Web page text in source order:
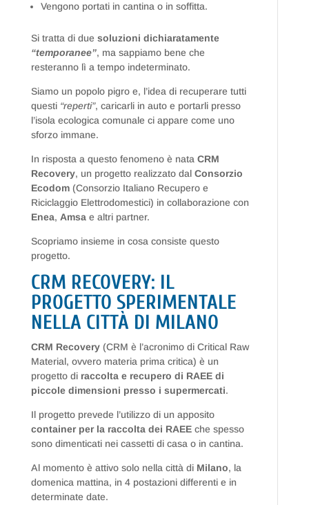
Vengono portati in cantina o in soffitta.
Si tratta di due soluzioni dichiaratamente
“temporanee”, ma sappiamo bene che
resteranno lì a tempo indeterminato.
Siamo un popolo pigro e, l’idea di recuperare tutti
questi “reperti”, caricarli in auto e portarli presso
l’isola ecologica comunale ci appare come uno
sforzo immane.
In risposta a questo fenomeno è nata CRM
Recovery, un progetto realizzato dal Consorzio
Ecodom(Consorzio Italiano Recupero e
Riciclaggio Elettrodomestici) in collaborazione con
Enea, Amsae altri partner.
Scopriamo insieme in cosa consiste questo
progetto.
CRM RECOVERY: IL
PROGETTO SPERIMENTALE
NELLA CITTÀ DI MILANO
CRM Recovery(CRM è l’acronimo di Critical Raw
Material, ovvero materia prima critica) è un
progetto di raccolta e recupero di RAEE di
piccole dimensioni presso i supermercati.
Il progetto prevede l’utilizzo di un apposito
container per la raccolta dei RAEEche spesso
sono dimenticati nei cassetti di casa o in cantina.
Al momento è attivo solo nella città di Milano, la
domenica mattina, in 4 postazioni differenti e in
determinate date.